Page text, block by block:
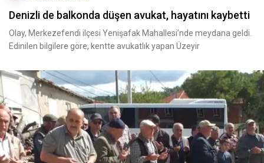
Denizli de balkonda düşen avukat, hayatını kaybetti
Olay, Merkezefendi ilçesi Yenişafak Mahallesi’nde meydana geldi.
Edinilen bilgilere göre, kentte avukatlık yapan Üzeyir